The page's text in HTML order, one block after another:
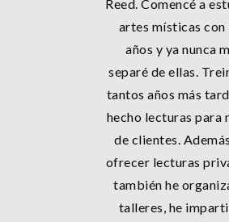
Reed. Comencé a
artes místicas con
años y ya nunca
separé de ellas.
tantos años más
hecho lecturas para
de clientes.
ofrecer lecturas
también he
talleres, he